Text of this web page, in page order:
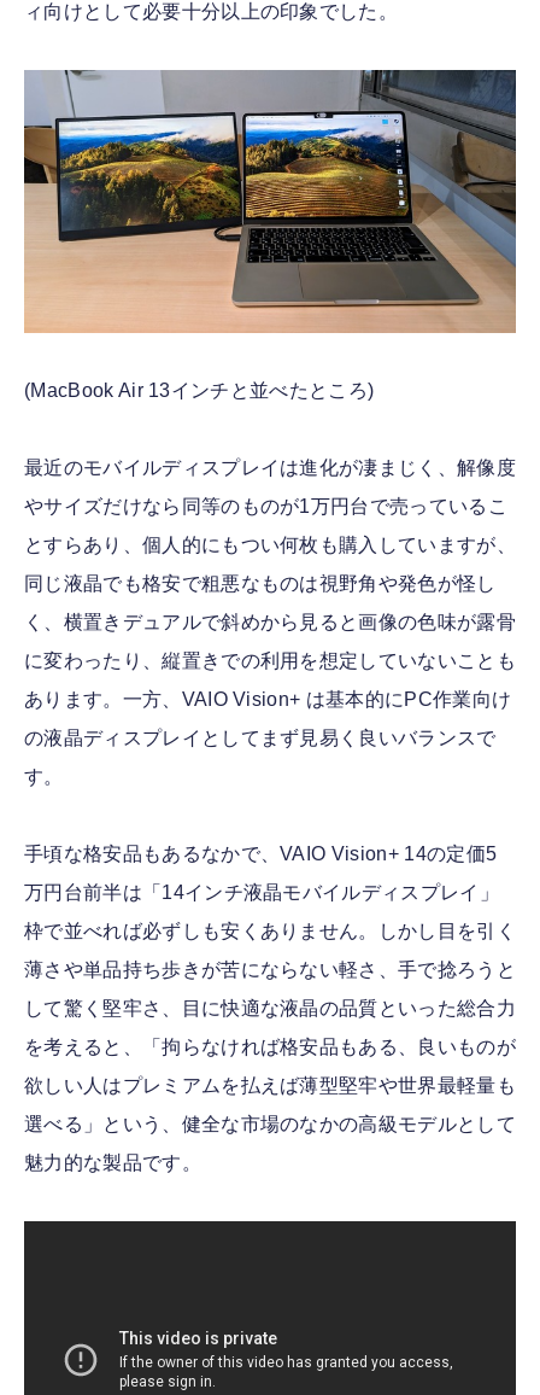
ィ向けとして必要十分以上の印象でした。
(MacBook Air 13インチと並べたところ)
最近のモバイルディスプレイは進化が凄まじく、解像度
やサイズだけなら同等のものが1万円台で売っているこ
とすらあり、個人的にもつい何枚も購入していますが、
同じ液晶でも格安で粗悪なものは視野角や発色が怪し
く、横置きデュアルで斜めから見ると画像の色味が露骨
に変わったり、縦置きでの利用を想定していないことも
あります。一方、VAIO Vision+ は基本的にPC作業向け
の液晶ディスプレイとしてまず見易く良いバランスで
す。
手頃な格安品もあるなかで、VAIO Vision+ 14の定価5
万円台前半は「14インチ液晶モバイルディスプレイ」
枠で並べれば必ずしも安くありません。しかし目を引く
薄さや単品持ち歩きが苦にならない軽さ、手で捻ろうと
して驚く堅牢さ、目に快適な液晶の品質といった総合力
を考えると、「拘らなければ格安品もある、良いものが
欲しい人はプレミアムを払えば薄型堅牢や世界最軽量も
選べる」という、健全な市場のなかの高級モデルとして
魅力的な製品です。